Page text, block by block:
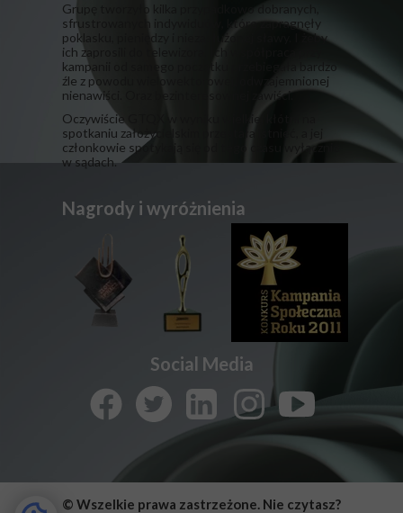
Grupę tworzyło kilka przypadkowo dobranych,
sfrustrowanych indywiduów, które zapragnęły
poklasku, pieniędzy i niezasłużonej sławy. I żeby
ich zaprosili do telewizora. Ich współpraca przy
kampanii od samego początku przebiegała bardzo
źle z powodu wielowektorowej, odwzajemnionej
nienawiści. Oraz bezinteresownej zawiści.
​Oczywiście GTQX w wyniku wielkiej kłótni na
spotkaniu założycielskim przestała istnieć, a jej
członkowie spotykają się od tego czasu wyłącznie
w sądach.
Social Media
Nagrody i wyróżnienia
© Wszelkie prawa zastrzeżone. Nie czytasz?